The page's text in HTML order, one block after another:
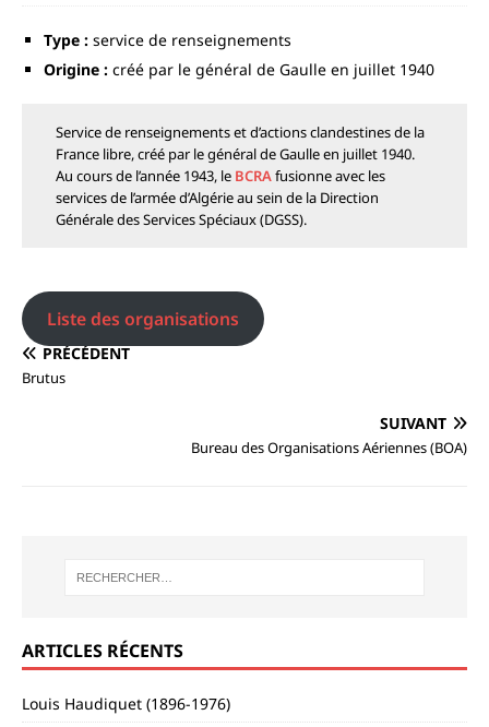
Type : service de renseignements
Origine : créé par le général de Gaulle en juillet 1940
Service de renseignements et d’actions clandestines de la
France libre, créé par le général de Gaulle en juillet 1940.
Au cours de l’année 1943, le BCRAfusionne avec les
services de l’armée d’Algérie au sein de la Direction
Générale des Services Spéciaux (DGSS).
Liste des organisations
PRÉCÉDENT
Brutus
SUIVANT
Bureau des Organisations Aériennes (BOA)
ARTICLES RÉCENTS
Louis Haudiquet (1896-1976)